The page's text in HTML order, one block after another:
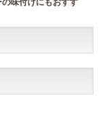
味付けにもおすす